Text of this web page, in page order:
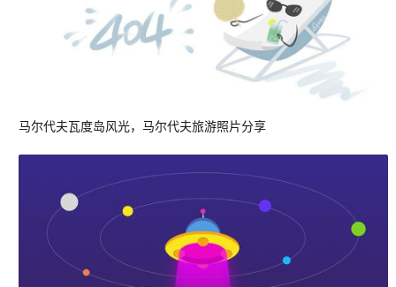
马尔代夫瓦度岛风光，马尔代夫旅游照片分享